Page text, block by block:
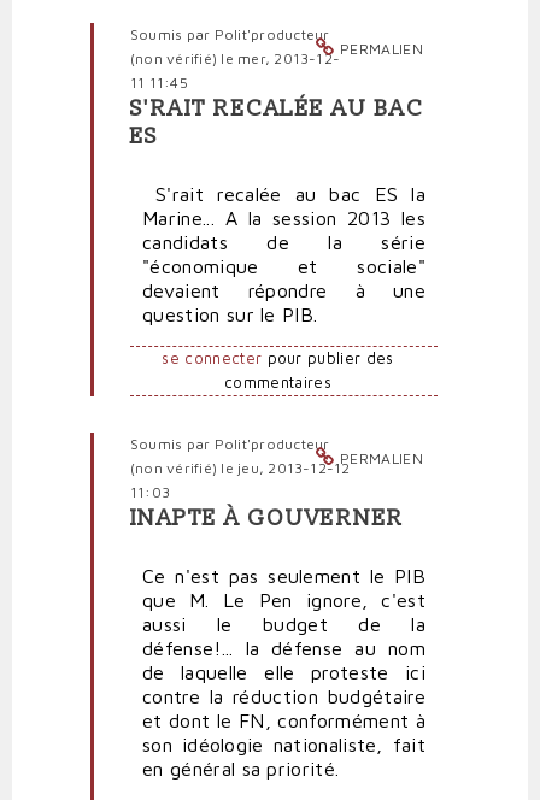
PERMALIEN
Soumis par Polit'producteur
(non vérifié) le mer, 2013-12-
11 11:45
En
réponse
Marine
Le
Pen
zéro
connaissance
économie!
S'RAIT RECALÉE AU BAC
ES
S'rait recalée au bac ES la
Marine... A la session 2013 les
candidats de la série
"économique et sociale"
devaient répondre à une
question sur le PIB.
se connecter pour publier des
commentaires
PERMALIEN
Soumis par Polit'producteur
(non vérifié) le jeu, 2013-12-12
11:03
En
Marine
Le
Pen
zéro
connaissance
en
économie!
INAPTE À GOUVERNER
Ce n'est pas seulement le PIB
que M. Le Pen ignore, c'est
aussi le budget de la
défense!... la défense au nom
de laquelle elle proteste ici
contre la réduction budgétaire
et dont le FN, conformément à
son idéologie nationaliste, fait
en général sa priorité.